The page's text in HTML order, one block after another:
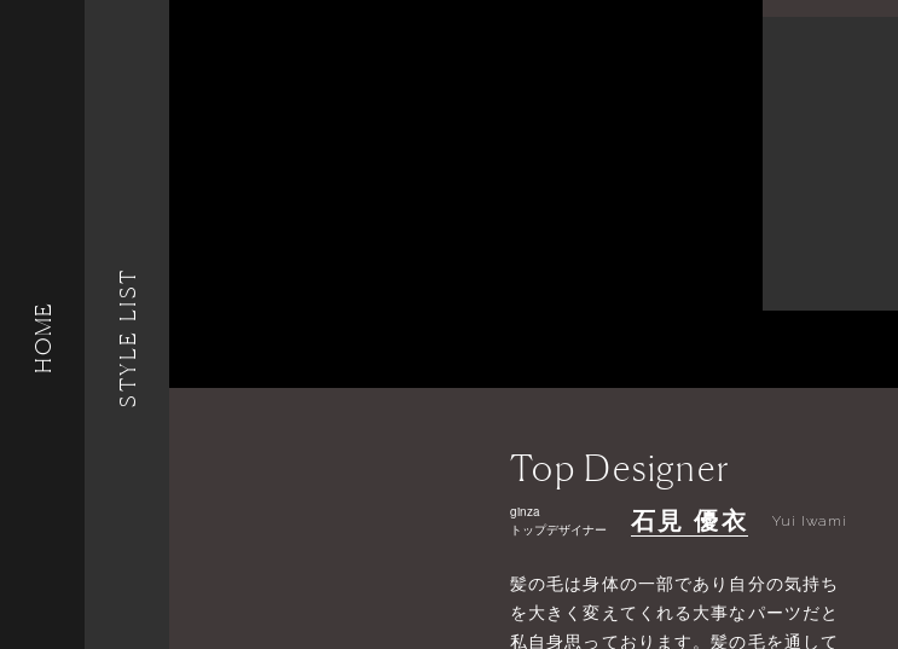
HOME STYLE LIST
Top Designer
ginza
トップデザイナー
石見 優衣 Yui Iwami
髪の毛は身体の一部であり自分の気持ち
を大きく変えてくれる大事なパーツだと
私自身思っております。髪の毛を通して